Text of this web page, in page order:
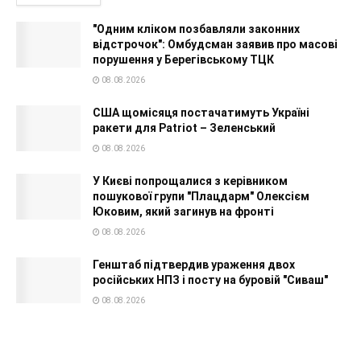
"Одним кліком позбавляли законних
відстрочок": Омбудсман заявив про масові
порушення у Берегівському ТЦК
08.08.2026
США щомісяця постачатимуть Україні
ракети для Patriot – Зеленський
08.08.2026
У Києві попрощалися з керівником
пошукової групи "Плацдарм" Олексієм
Юковим, який загинув на фронті
08.08.2026
Генштаб підтвердив ураження двох
російських НПЗ і посту на буровій "Сиваш"
08.08.2026